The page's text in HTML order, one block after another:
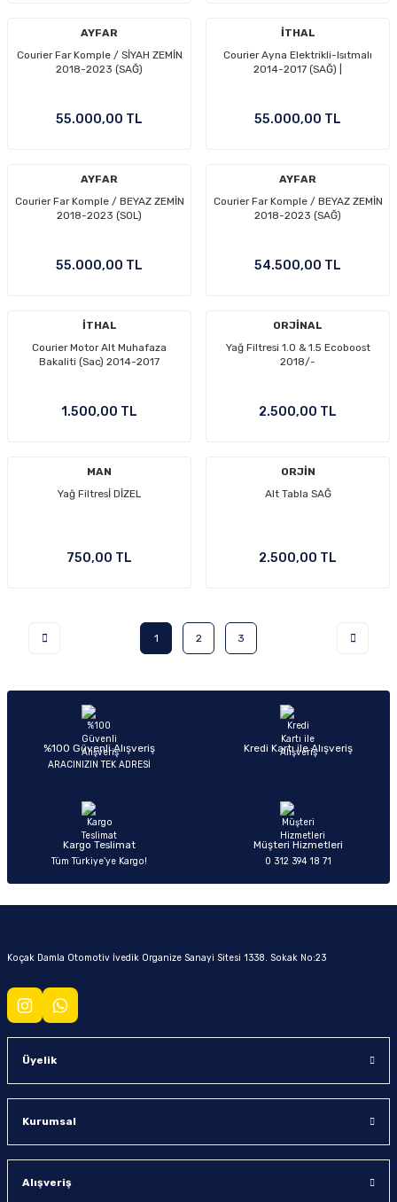
AYFAR
Courier Far Komple / SİYAH ZEMİN
2018-2023 (SAĞ)
55.000,00 TL
İTHAL
Courier Ayna Elektrikli-Isıtmalı
2014-2017 (SAĞ) |
55.000,00 TL
AYFAR
Courier Far Komple / BEYAZ ZEMİN
2018-2023 (SOL)
55.000,00 TL
AYFAR
Courier Far Komple / BEYAZ ZEMİN
2018-2023 (SAĞ)
54.500,00 TL
İTHAL
Courier Motor Alt Muhafaza
Bakaliti (Sac) 2014-2017
1.500,00 TL
ORJİNAL
Yağ Filtresi 1.0 & 1.5 Ecoboost
2018/-
2.500,00 TL
MAN
Yağ Filtresİ DİZEL
750,00 TL
ORJİN
Alt Tabla SAĞ
2.500,00 TL
1 2 3
%100 Güvenli Alışveriş
ARACINIZIN TEK ADRESİ
Kredi Kartı ile Alışveriş
Kargo Teslimat
Tüm Türkiye’ye Kargo!
Müşteri Hizmetleri
0 312 394 18 71
Koçak Damla Otomotiv İvedik Organize Sanayi Sitesi 1338. Sokak No:23
Üyelik
Kurumsal
Alışveriş